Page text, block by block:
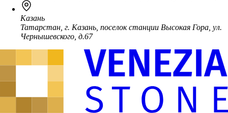
Казань
Татарстан, г. Казань, поселок станции Высокая Гора, ул.
Чернышевского, д.67